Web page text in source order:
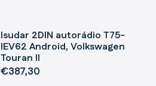
Isudar 2DIN autorádio T75-
IEV62 Android, Volkswagen
Touran II
€387,30